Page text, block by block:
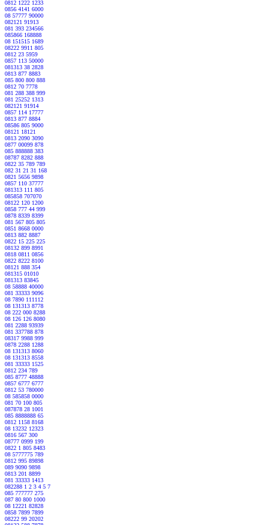
0812 1222 1233
0856 4141 6000
08 57777 90000
082121 91913
081 393 234566
085866 168888
08 151515 1689
08222 9911 805
0812 23 5959
0857 113 50000
081313 38 2828
0813 877 8883
085 800 800 888
0812 70 7778
081 288 388 999
081 25252 1313
082121 91914
0857 114 17777
0813 877 8884
08586 805 9000
08121 18121
0813 2090 3090
0877 00099 878
085 888888 383
08787 8282 888
0822 35 789 789
082 31 21 31 168
0821 5656 9898
0857 110 37777
081313 111 805
085858 707070
08122 120 1200
0858 777 44 999
0878 8339 8399
081 567 805 805
0851 8668 0000
0813 882 8887
0822 15 225 225
08132 899 8991
0818 0811 0856
0822 8222 8100
08121 888 354
081315 01010
081313 83845
08 58888 40000
081 33333 9096
08 7890 111112
08 131313 8778
08 222 000 8288
08 126 126 8080
081 2288 93939
081 337788 878
08317 9988 999
0878 2288 1288
08 131313 8060
08 131313 8558
081 33333 1525
0812 234 789
085 8777 48888
0857 6777 6777
0812 53 780000
08 585858 0000
081 70 100 805
087878 28 1001
085 8888888 65
0812 1158 8168
08 13232 12323
0816 567 300
08777 0999 199
0822 1 805 8483
08 5777775 789
0812 995 89898
089 9090 9898
0813 201 8899
081 33333 1413
082288 1 2 3 4 5 7
085 777777 275
087 80 800 1000
08 12221 82828
0858 7899 7899
08222 99 20202